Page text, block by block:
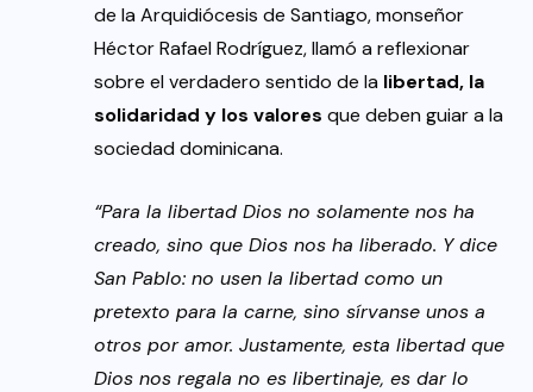
de la Arquidiócesis de Santiago, monseñor
Héctor Rafael Rodríguez, llamó a reflexionar
sobre el verdadero sentido de la libertad, la
solidaridad y los valores que deben guiar a la
sociedad dominicana.
“Para la libertad Dios no solamente nos ha
creado, sino que Dios nos ha liberado. Y dice
San Pablo: no usen la libertad como un
pretexto para la carne, sino sírvanse unos a
otros por amor. Justamente, esta libertad que
Dios nos regala no es libertinaje, es dar lo